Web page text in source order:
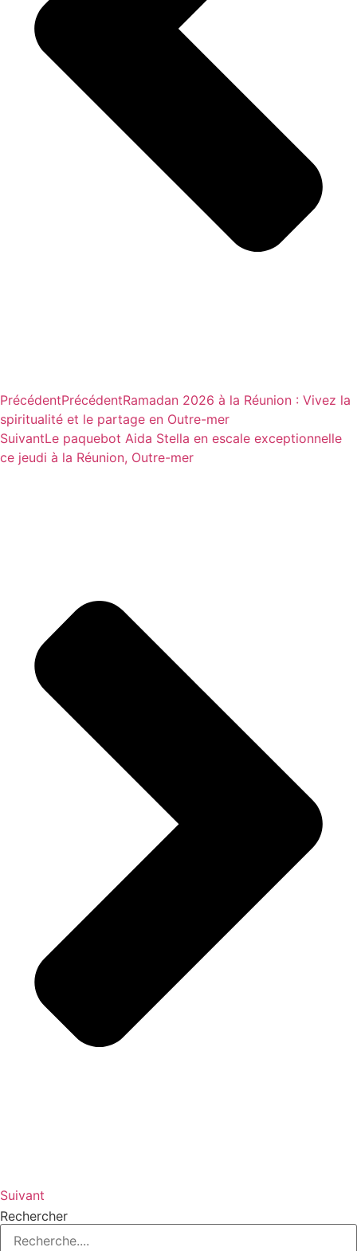
PrécédentPrécédentRamadan 2026 à la Réunion : Vivez la
spiritualité et le partage en Outre-mer
SuivantLe paquebot Aida Stella en escale exceptionnelle
ce jeudi à la Réunion, Outre-mer
Suivant
Rechercher